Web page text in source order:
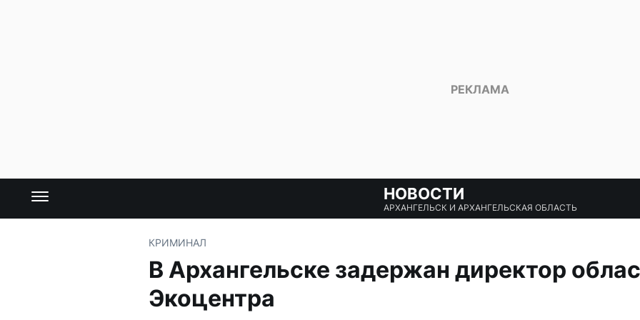
НОВОСТИ
АРХАНГЕЛЬСК И АРХАНГЕЛЬСКАЯ ОБЛАСТЬ
КРИМИНАЛ
В Архангельске задержан директор
Экоцентра